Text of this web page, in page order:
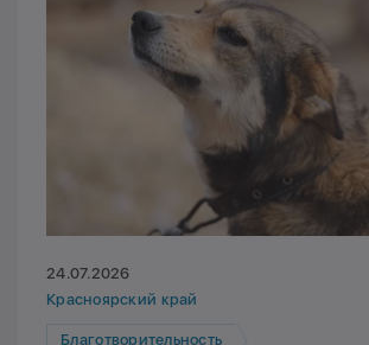
24.07.2026
Красноярский край
Благотворительность